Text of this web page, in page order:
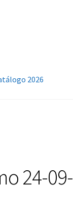
2026
24-09-